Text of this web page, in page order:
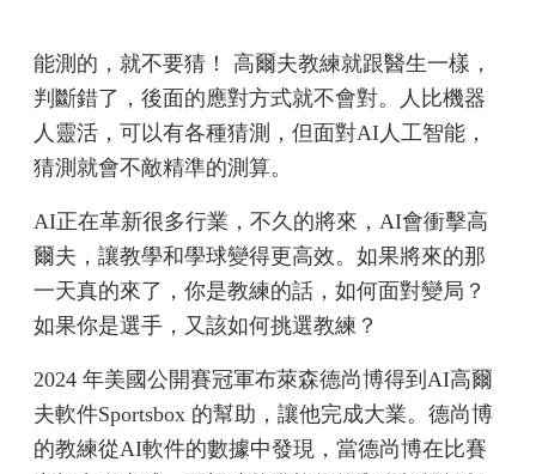
能測的，就不要猜！ 高爾夫教練就跟醫生一樣，
判斷錯了，後面的應對方式就不會對。人比機器
人靈活，可以有各種猜測，但面對AI人工智能，
猜測就會不敵精準的測算。
AI正在革新很多行業，不久的將來，AI會衝擊高
爾夫，讓教學和學球變得更高效。如果將來的那
一天真的來了，你是教練的話，如何面對變局？
如果你是選手，又該如何挑選教練？
2024 年美國公開賽冠軍布萊森德尚博得到AI高爾
夫軟件Sportsbox 的幫助，讓他完成大業。德尚博
的教練從AI軟件的數據中發現，當德尚博在比賽